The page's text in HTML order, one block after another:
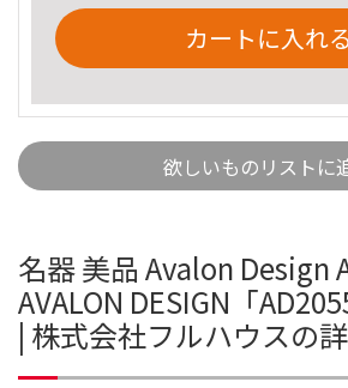
カートに入れる
欲しいものリストに
名器 美品 Avalon Design
AVALON DESIGN「
| 株式会社フルハウスの